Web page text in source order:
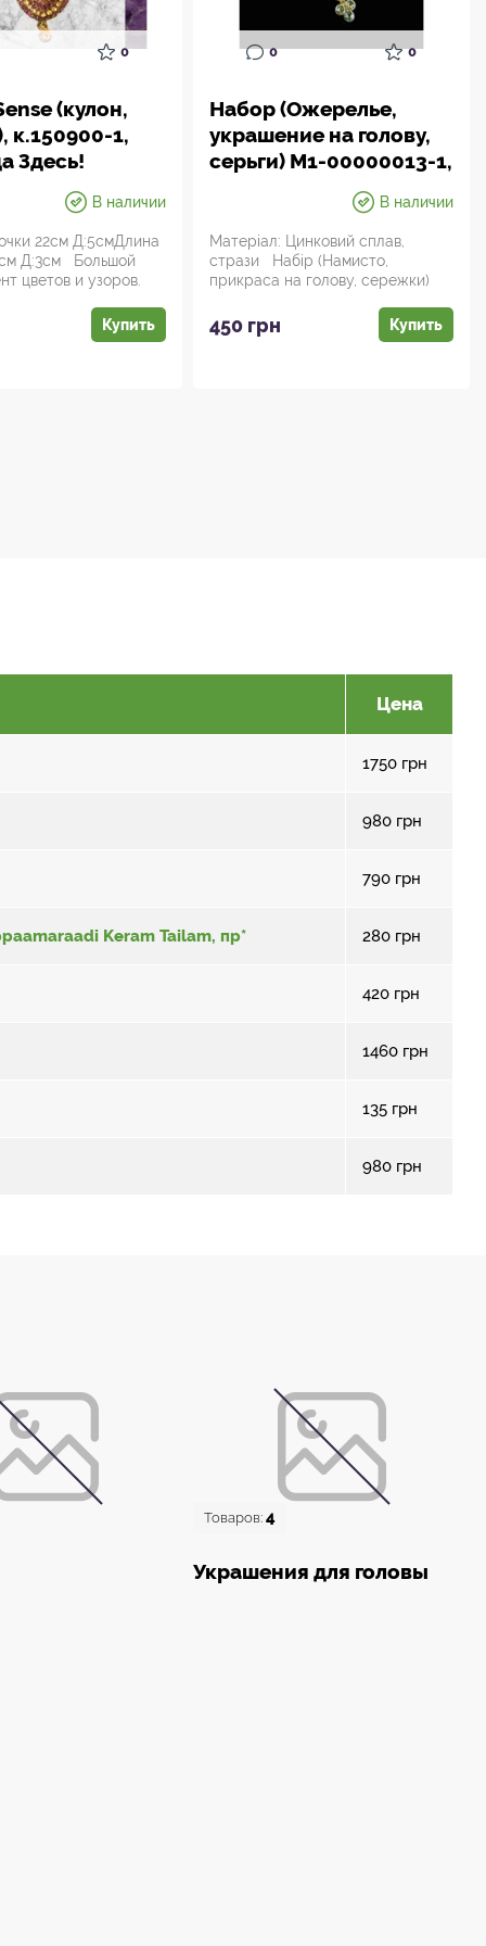
0
(кулон,
к.150900-1,
Здесь!
В наличии
22см Д:5смДлина
Д:3см Большой
цветов и узоров.
Купить
0 0
Набор (Ожерелье,
украшение на голову,
серьги) M1-00000013-1,
В наличии
Матеріал: Цинковий сплав,
стрази Набір (Намисто,
прикраса на голову, сережки)
450 грн Купить
Цена
1750 грн
980 грн
790 грн
Keram Tailam, пр* 280 грн
420 грн
1460 грн
135 грн
980 грн
Товаров:4
Украшения для головы